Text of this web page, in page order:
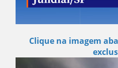
Clique na imagem